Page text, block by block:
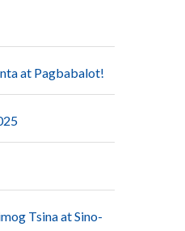
at Pagbabalot!
Tsina at Sino-